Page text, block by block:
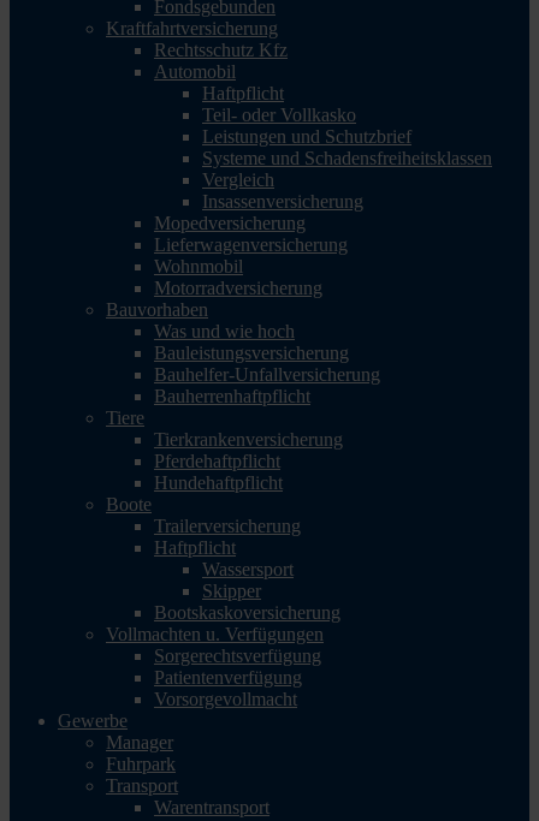
Fondsgebunden
Kraftfahrtversicherung
Rechtsschutz Kfz
Automobil
Haftpflicht
Teil- oder Vollkasko
Leistungen und Schutzbrief
Systeme und Schadensfreiheitsklassen
Vergleich
Insassenversicherung
Mopedversicherung
Lieferwagenversicherung
Wohnmobil
Motorradversicherung
Bauvorhaben
Was und wie hoch
Bauleistungsversicherung
Bauhelfer-Unfallversicherung
Bauherrenhaftpflicht
Tiere
Tierkrankenversicherung
Pferdehaftpflicht
Hundehaftpflicht
Boote
Trailerversicherung
Haftpflicht
Wassersport
Skipper
Bootskaskoversicherung
Vollmachten u. Verfügungen
Sorgerechtsverfügung
Patientenverfügung
Vorsorgevollmacht
Gewerbe
Manager
Fuhrpark
Transport
Warentransport